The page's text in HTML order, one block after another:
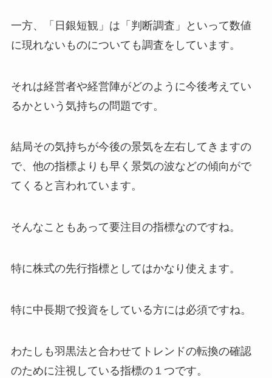
一方、「日銀短観」は「判断調査」といって数値
に現れないものについても調査をしています。
それは経営者や経営陣がどのように今後考えてい
るかという気持ちの問題です。
結局その気持ちが今後の景気を左右してきますの
で、他の指標よりも早く景気の波などの傾向がで
てくると言われています。
そんなこともあって要注目の指標なのですね。
特に株式の先行指標としてはかなり使えます。
特に中長期で投資をしている方には必須ですね。
わたしも羽黒法と合わせてトレンドの転換の確認
のために注視している指標の１つです。